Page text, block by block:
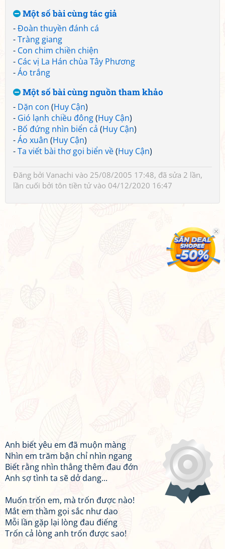
Một số bài cùng tác giả
-Đoàn thuyền đánh cá
-Tràng giang
- Con chim chiền chiện
- Các vị La Hán chùa Tây Phương
-Áo trắng
Một số bài cùng nguồn tham khảo
- Dặn con (Huy Cận)
- Gió lạnh chiều đông(Huy Cận)
- Bố đứng nhìn biển cả (Huy Cận)
-Áo xuân (Huy Cận)
-Ta viết bài thơ gọi biển về(Huy Cận)
Đăng bởi Vanachi vào 25/08/2005 17:48, đã sửa 2 lần,
lần cuối bởi tôn tiền tửvào 04/12/2020 16:47
Anh biết yêu em đã muộn màng
Nhìn em trăm bận chỉ nhìn ngang
Biết rằng nhìn thẳng thêm đau đớn
Anh sợ tình ta sẽ dở dang...
Muốn trốn em, mà trốn được nào!
Mắt em thầm gọi sắc như dao
Mỗi lần gặp lại lòng đau điếng
Trốn cả lòng anh trốn được sao!